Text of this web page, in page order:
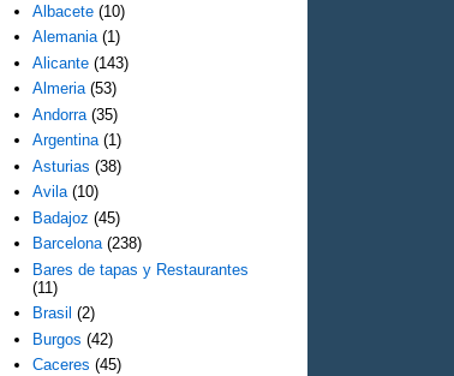
Albacete (10)
Alemania (1)
Alicante (143)
Almeria (53)
Andorra (35)
Argentina (1)
Asturias (38)
Avila (10)
Badajoz (45)
Barcelona (238)
Bares de tapas y Restaurantes
(11)
Brasil (2)
Burgos (42)
Caceres (45)